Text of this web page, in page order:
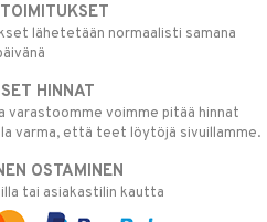
lähetetään normaalisti samana
HINNAT
voimme pitää hinnat
varma, että teet löytöjä sivuillamme.
OSTAMINEN
tai asiakastilin kautta